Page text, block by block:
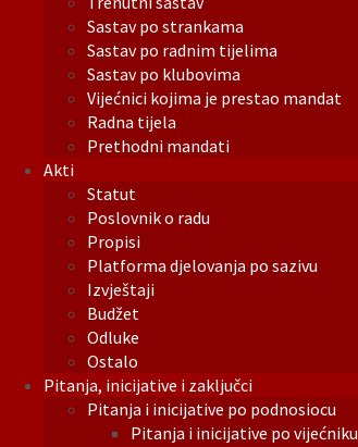
Sastav po strankama
Sastav po radnim tijelima
Sastav po klubovima
Vijećnici kojima je prestao mandat
Radna tijela
Prethodni mandati
Akti
Statut
Poslovnik o radu
Propisi
Platforma djelovanja po sazivu
Izvještaji
Budžet
Odluke
Ostalo
Pitanja, inicijative i zaključci
Pitanja i inicijative po podnosiocu
Pitanja i inicijative po vijećniku